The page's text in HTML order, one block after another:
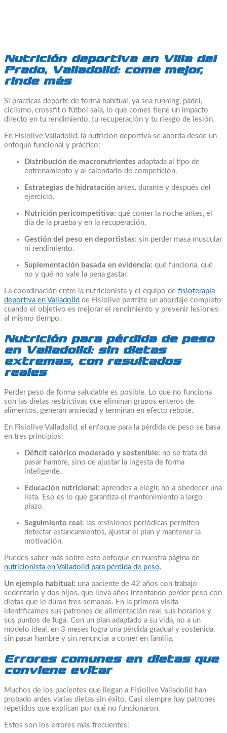
Nutrición deportiva en Villa del
Prado, Valladolid: come mejor,
rinde más
Si practicas deporte de forma habitual, ya sea running, pádel,
ciclismo, crossfit o fútbol sala, lo que comes tiene un impacto
directo en tu rendimiento, tu recuperación y tu riesgo de lesión.
En Fisiolive Valladolid, la nutrición deportiva se aborda desde un
enfoque funcional y práctico:
Distribución de macronutrientes adaptada al tipo de
entrenamiento y al calendario de competición.
Estrategias de hidratación antes, durante y después del
ejercicio.
Nutrición pericompetitiva: qué comer la noche antes, el
día de la prueba y en la recuperación.
Gestión del peso en deportistas: sin perder masa muscular
ni rendimiento.
Suplementación basada en evidencia: qué funciona, qué
no y qué no vale la pena gastar.
La coordinación entre la nutricionista y el equipo de fisioterapia
deportiva en Valladolid de Fisiolive permite un abordaje completo
cuando el objetivo es mejorar el rendimiento y prevenir lesiones
al mismo tiempo.
Nutrición para pérdida de peso
en Valladolid: sin dietas
extremas, con resultados
reales
Perder peso de forma saludable es posible. Lo que no funciona
son las dietas restrictivas que eliminan grupos enteros de
alimentos, generan ansiedad y terminan en efecto rebote.
En Fisiolive Valladolid, el enfoque para la pérdida de peso se basa
en tres principios:
Déficit calórico moderado y sostenible: no se trata de
pasar hambre, sino de ajustar la ingesta de forma
inteligente.
Educación nutricional: aprendes a elegir, no a obedecer una
lista. Eso es lo que garantiza el mantenimiento a largo
plazo.
Seguimiento real: las revisiones periódicas permiten
detectar estancamientos, ajustar el plan y mantener la
motivación.
Puedes saber más sobre este enfoque en nuestra página de
nutricionista en Valladolid para pérdida de peso.
Un ejemplo habitual: una paciente de 42 años con trabajo
sedentario y dos hijos, que lleva años intentando perder peso con
dietas que le duran tres semanas. En la primera visita
identificamos sus patrones de alimentación real, sus horarios y
sus puntos de fuga. Con un plan adaptado a su vida, no a un
modelo ideal, en 3 meses logra una pérdida gradual y sostenida,
sin pasar hambre y sin renunciar a comer en familia.
Errores comunes en dietas que
conviene evitar
Muchos de los pacientes que llegan a Fisiolive Valladolid han
probado antes varias dietas sin éxito. Casi siempre hay patrones
repetidos que explican por qué no funcionaron.
Estos son los errores más frecuentes: